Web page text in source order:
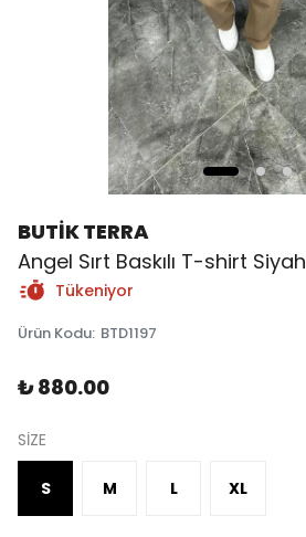
BUTİK TERRA
Angel Sırt Baskılı T-shirt Siyah
Tükeniyor
Ürün Kodu: BTD1197
₺ 880.00
SİZE
S M L XL